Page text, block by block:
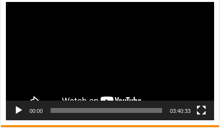
00:00 03:40:33